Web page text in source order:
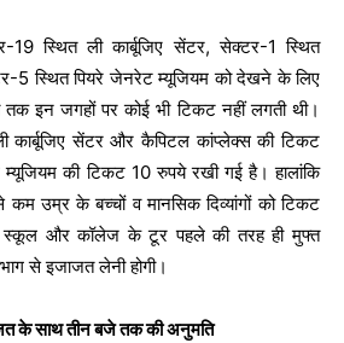
19 स्थित ली कार्बूजिए सेंटर, सेक्टर-1 स्थित
5 स्थित पियरे जेनरेट म्यूजियम को देखने के लिए
इन जगहों पर कोई भी टिकट नहीं लगती थी।
कार्बूजिए सेंटर और कैपिटल कांप्लेक्स की टिकट
की टिकट 10 रुपये रखी गई है। हालांकि
कम उम्र के बच्चों व मानसिक दिव्यांगों को टिकट
स्कूल और कॉलेज के टूर पहले की तरह ही मुफ्त
से इजाजत लेनी होगी।
के साथ तीन बजे तक की अनुमति